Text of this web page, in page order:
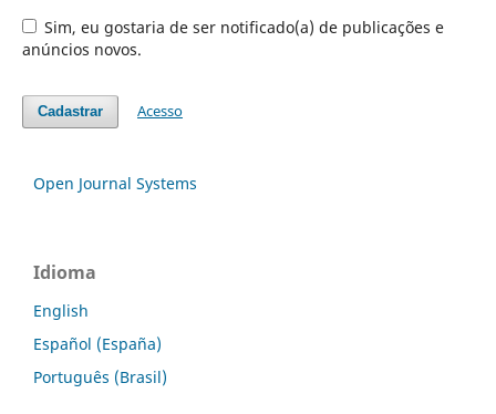
Sim, eu gostaria de ser notificado(a) de publicações e
anúncios novos.
Cadastrar Acesso
Open Journal Systems
Idioma
English
Español (España)
Português (Brasil)